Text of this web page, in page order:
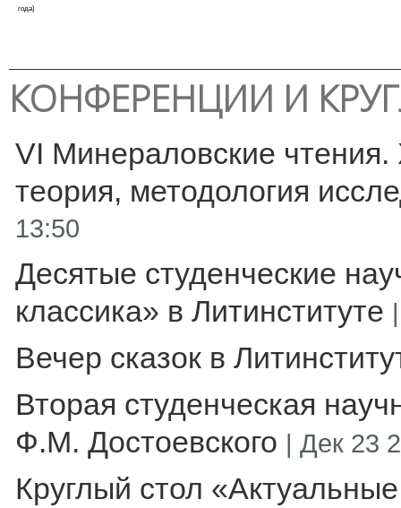
года)
КОНФЕРЕНЦИИ И
VI Минераловские чтения.
теория, методология
13:50
Десятые студенческие
классика» в Литинституте
Вечер сказок в
Вторая студенческая
Ф.М. Достоевского | Дек 23
Круглый стол